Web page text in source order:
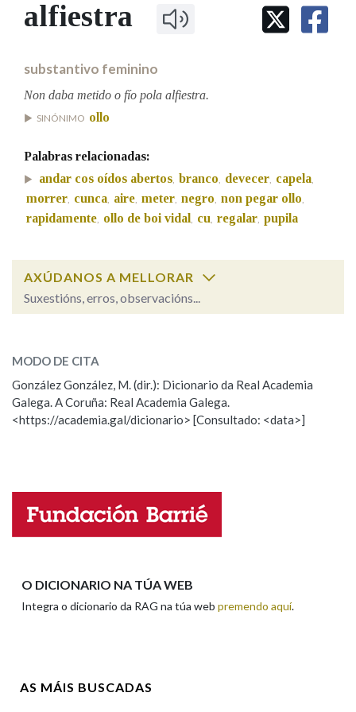
IDENTIDADE CORPORATIVA
MARCIAL DEL ADALID
FIGURAS HOMENAXEADAS
PRIMAVERA DAS LETRAS
Facebook
TwitterYoutubeInstagram
Bluesky
BUSCAR NOS LEMAS
Remata por
Contén
Nas definicións
Na fraseoloxía
Marcas gramaticais
alfiestra
substantivo feminino
Non daba metido o fío pola alfiestra.
SINÓNIMO ollo
Palabras relacionadas:
andar cos oídos abertos, branco, devecer, capela,
morrer, cunca, aire, meter, negro, non pegar ollo,
rapidamente, ollo de boi vidal , cu, regalar, pupila
AXÚDANOS A MELLORAR
Suxestións, erros, observacións...
ESCOLLE UNHA OPCIÓN:
Observación Hai un erro na palabra
Propoño mellorar a definición
Nome
MODO DE CITA
González González, M. (dir.): Dicionario da Real Academia
Galega. A Coruña: Real Academia Galega.
<https://academia.gal/dicionario> [Consultado: <data>]
O DICIONARIO NA TÚA WEB
Integra o dicionario da RAG na túa web premendo aquí.
AS MÁIS BUSCADAS